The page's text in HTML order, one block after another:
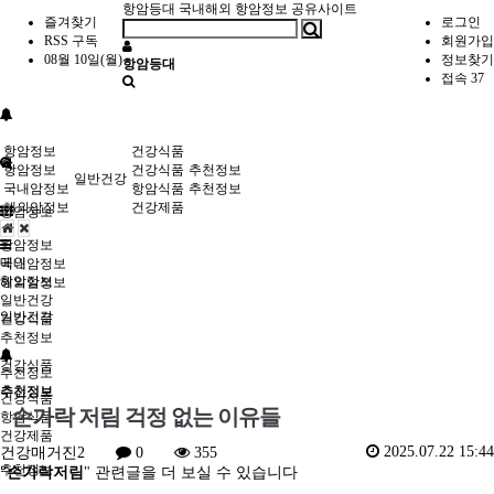
즐겨찾기
RSS 구독
08월 10일(월)
로그인
회원가입
정보찾기
접속 37
항암등대 국내해외 항암정보 공유사이트
항암등대
항암정보
항암정보
국내암정보
해외암정보
일반건강
건강식품
건강식품
항암식품
건강제품
추천정보
항암정보
항암정보
국내암정보
해외암정보
일반건강
건강식품
건강식품
항암식품
건강제품
추천정보
추천정보
메인
항암정보
일반건강
건강식품
추천정보
추천정보
추천정보
손가락 저림 걱정 없는 이유들
건강매거진2 0 355
2025.07.22 15:44
"손가락저림 " 관련글을 더 보실 수 있습니다